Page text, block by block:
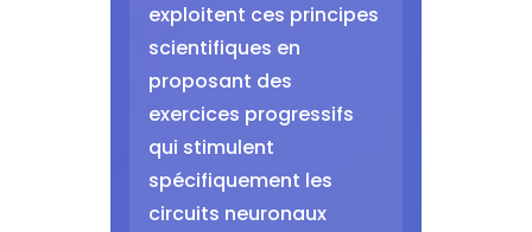
exploitent ces principes
scientifiques en
proposant des
exercices progressifs
qui stimulent
spécifiquement les
circuits neuronaux